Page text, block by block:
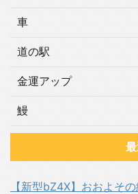
車
道の駅
金運アップ
鰻
【新型bZ4X】おおよそ